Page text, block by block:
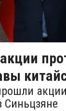
Синьцзяне